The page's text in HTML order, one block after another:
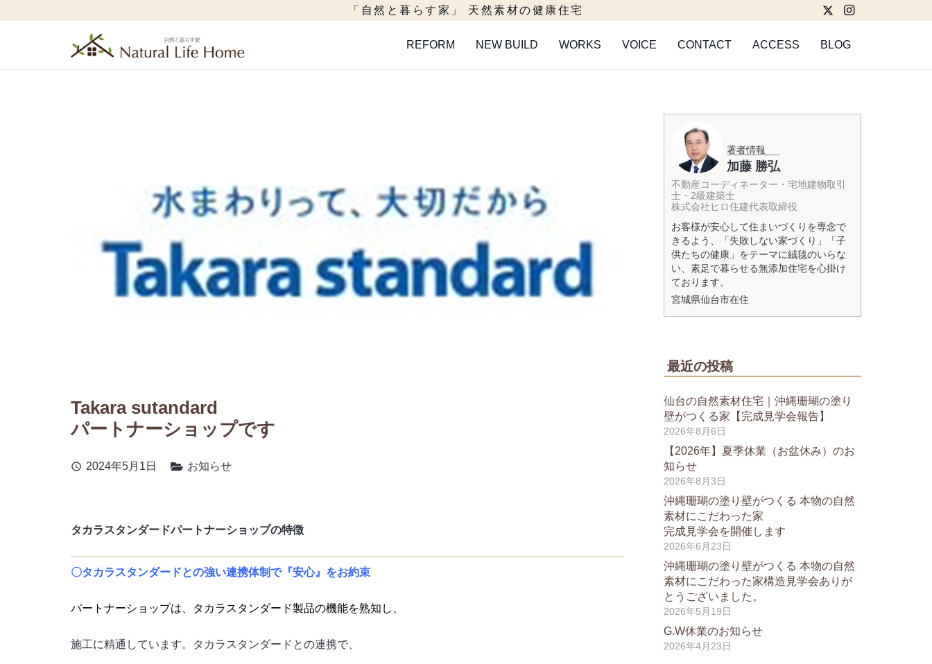
「自然と暮らす家」 天然素材の健康住宅
REFORM NEW BUILD WORKS VOICE CONTACT ACCESS BLOG
Takara sutandard
パートナーショップです
schedule 2024年5月1日 お知らせ
タカラスタンダードパートナーショップの特徴
〇タカラスタンダードとの強い連携体制で『安心』をお約束
パートナーショップは、タカラスタンダード製品の機能を熟知し、
施工に精通しています。タカラスタンダードとの連携で、
著者情報
加藤 勝弘
不動産コーディネーター・宅地建物取引
士・2級建築士
株式会社ヒロ住建代表取締役
お客様が安心して住まいづくりを専念で
きるよう、「失敗しない家づくり」「子
供たちの健康」をテーマに絨毯のいらな
い、素足で暮らせる無添加住宅を心掛け
ております。
宮城県仙台市在住
最近の投稿
仙台の自然素材住宅｜沖縄珊瑚の塗り
壁がつくる家【完成見学会報告】
2026年8月6日
【2026年】夏季休業（お盆休み）のお
知らせ
2026年8月3日
沖縄珊瑚の塗り壁がつくる 本物の自然
素材にこだわった家
完成見学会を開催します
2026年6月23日
沖縄珊瑚の塗り壁がつくる 本物の自然
素材にこだわった家構造見学会ありが
とうございました。
2026年5月19日
G.W休業のお知らせ
2026年4月23日